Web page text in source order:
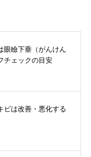
眼瞼下垂（がんけん
チェックの目安
ビは改善・悪化する